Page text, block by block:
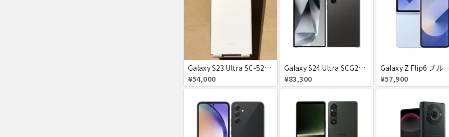
Galaxy S23 Ultra SC-52D クリーム docomo 送料無料
¥54,000
Galaxy S24 Ultra SCG26 512GB au チタニウムブラック 送料無料
¥83,300
¥57,900